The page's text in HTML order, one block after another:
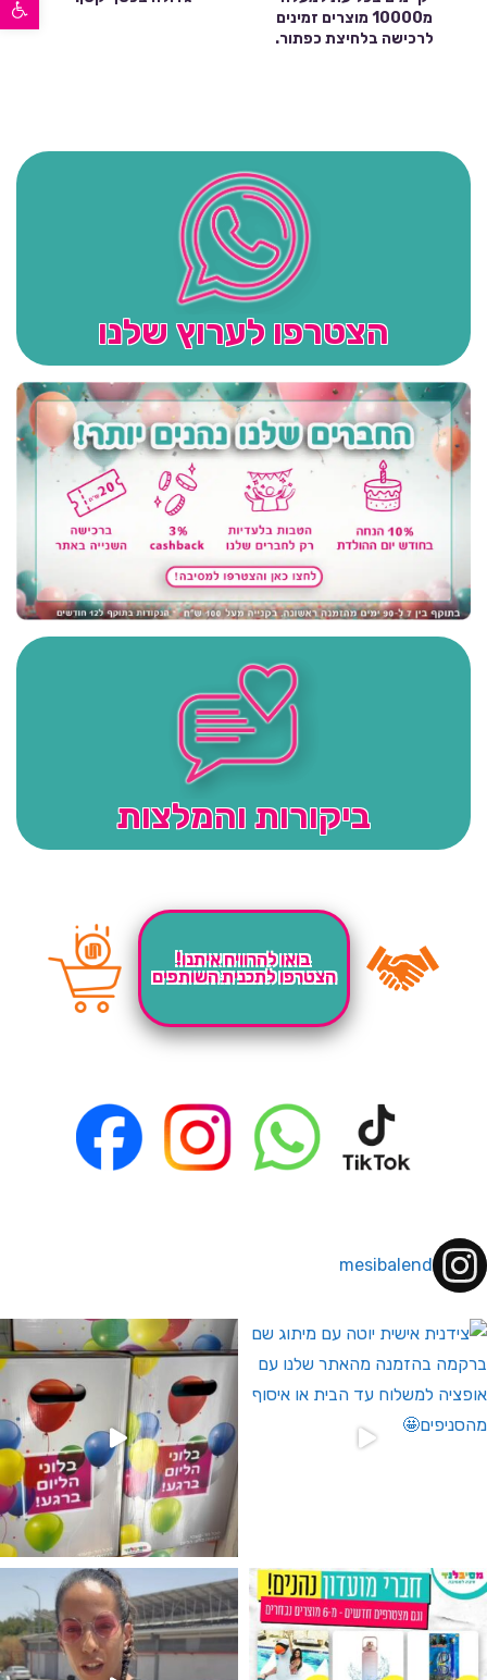
מ10000 מוצרים זמינים
לרכישה בלחיצת כפתור.
הצטרפו לערוץ שלנו
ביקורות והמלצות
בואו להרוויח איתנו!
הצטרפו לתכנית השותפים
mesibalend
לחברי מועדון ומצטרפים חדשים🤍
מין העובר רק במסיבלנד !! קיים